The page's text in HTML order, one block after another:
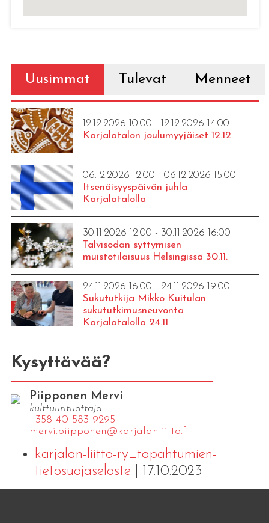
Uusimmat Tulevat Menneet
12.12.2026 10:00 - 12.12.2026 14:00
Karjalatalon joulumyyjäiset 12.12.
06.12.2026 12:00 - 06.12.2026 15:00
Itsenäisyyspäivän juhla
Karjalatalolla
30.11.2026 12:00 - 30.11.2026 16:00
Talvisodan syttymisen
muistotilaisuus Helsingissä 30.11.
24.11.2026 16:00 - 24.11.2026 19:00
Sukututkija Mikko Kuitulan
sukututkimusneuvonta
Karjalatalolla 24.11.
Kysyttävää?
Piipponen Mervi
kulttuurituottaja
+358 40 583 9295
mervi.​piipponen@​kar​jala​nlii​tto.​fi
karjalan-liitto-ry_tapahtumien-
tietosuojaseloste| 17.10.2023